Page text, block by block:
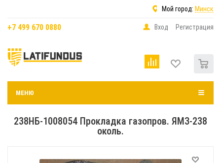
Мой город: Минск
+7 499 670 0880 Вход Регистрация
МЕНЮ
238НБ-1008054 Прокладка газопров. ЯМЗ-238
околь.